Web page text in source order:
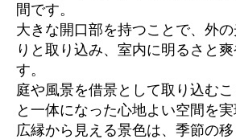
間です。
大きな開口部を持つことで、外
りと取り込み、室内に明るさと
す。
庭や風景を借景として取り込む
と一体になった心地よい空間を実
広縁から見える景色は、季節の